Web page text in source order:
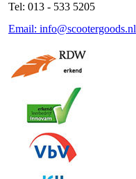
Tel: 013 - 533 5205
Email: info@scootergoods.nl